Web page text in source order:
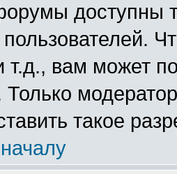
доступны
вам может
Только
такое